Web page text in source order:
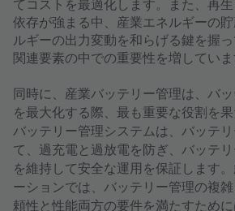
てコストを最適化します。また、再
依存が強まる中、産業エネルギーの
ルギーの出力変動を和らげる鍵を握
関連要素の中での重要性を増していま
同時に、産業バッテリー管理は、バ
を最大化する際、最も重要な役割を
バッテリー管理システムは、バッテ
て、過充電と過放電を防ぎ、バッテ
を維持して安全な運用を保証します
ーションでは、バッテリー管理の複
頼性と性能両方の要件を満たすため